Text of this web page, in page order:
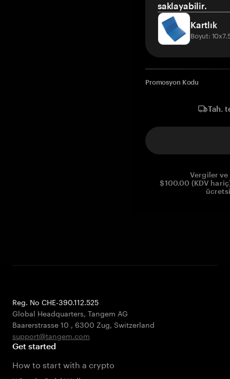
saklayabilir.
Kartlık
Boyut:
Promosyon Kodu
Tah.
Vergiler
$100.00 (KDV
Reg. No CHE-390.112.525
Global Headquarters, Tangem AG
Baarerstrasse 10 , 6300 Zug, Switzerland
support@tangem.com
Get started
How to start with a crypto